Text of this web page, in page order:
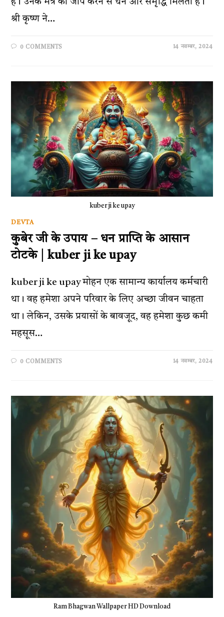
है। उनके मंत्र का जाप करने से धन और समृद्धि मिलती है।
श्री कृष्ण ने…
0 COMMENTS 14 नवम्बर, 2024
kuber ji ke upay
DEVTA
कुबेर जी के उपाय – धन प्राप्ति के आसान
टोटके | kuber ji ke upay
kuber ji ke upay मोहन एक सामान्य कार्यालय कर्मचारी
था। वह हमेशा अपने परिवार के लिए अच्छा जीवन चाहता
था। लेकिन, उसके प्रयासों के बावजूद, वह हमेशा कुछ कमी
महसूस…
0 COMMENTS 14 नवम्बर, 2024
Ram Bhagwan Wallpaper HD Download